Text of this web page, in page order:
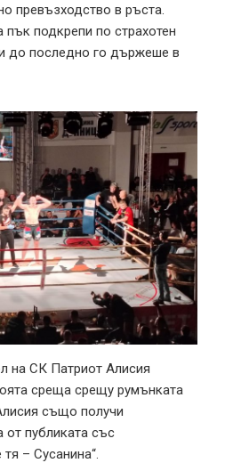
превъзходство в ръста.
подкрепи по страхотен
до последно го държеше в
на СК Патриот Алисия
среща срещу румънката
също получи
от публиката със
– Сусанина“.